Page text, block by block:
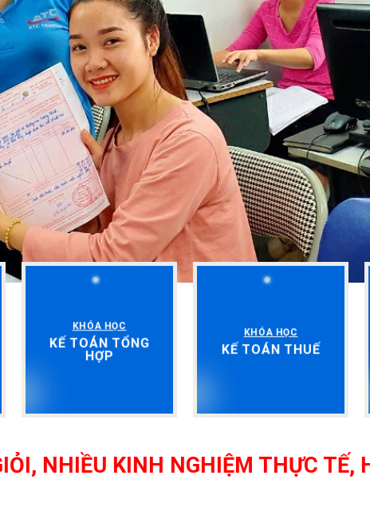
KHÓA HỌC
KẾ TOÁN TỔNG
HỢP
KHÓA HỌC
KẾ TOÁN THUẾ
NGHIỆM THỰC TẾ, HỌC